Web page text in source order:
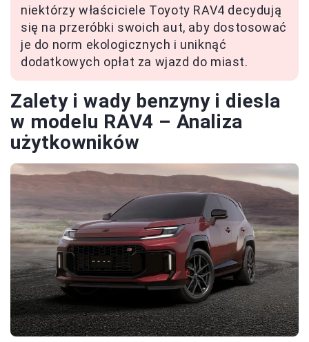
niektórzy właściciele Toyoty RAV4 decydują
się na przeróbki swoich aut, aby dostosować
je do norm ekologicznych i uniknąć
dodatkowych opłat za wjazd do miast.
Zalety i wady benzyny i diesla
w modelu RAV4 – Analiza
użytkowników